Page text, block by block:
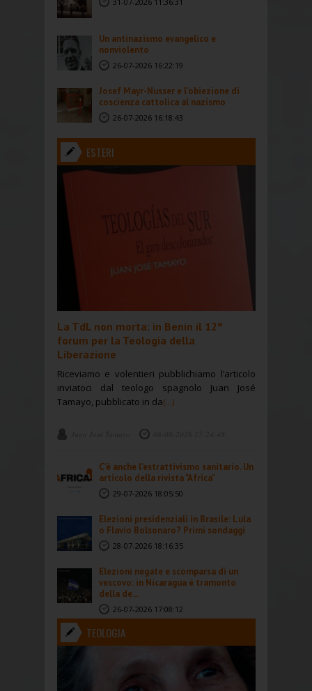
Un antinazismo evangelico e
nonviolento
26-07-2026 16:22:19
Josef Mayr-Nusser e l’obiezione di
coscienza cattolica al nazismo
26-07-2026 16:18:43
ESTERI
La TdL non morta: in Benin il 12°
forum per la Teologia della
Liberazione
Riceviamo e volentieri pubblichiamo l’articolo
inviatoci dal teologo spagnolo Juan José
Tamayo, pubblicato in da(...)
C'è anche l'estrattivismo sanitario. Un
articolo della rivista "Africa"
29-07-2026 18:05:50
Elezioni presidenziali in Brasile: Lula
o Flavio Bolsonaro? Primi sondaggi
28-07-2026 18:16:35
Elezioni negate e scomparsa di un
vescovo: in Nicaragua è tramonto
della de...
26-07-2026 17:08:12
TEOLOGIA